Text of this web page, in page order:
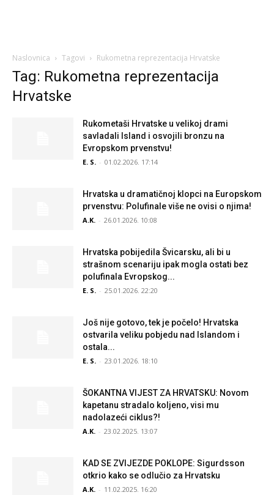
Naslovnica Tagovi Rukometna reprezentacija Hrvatske
Tag: Rukometna reprezentacija
Hrvatske
Rukometaši Hrvatske u velikoj drami
savladali Island i osvojili bronzu na
Evropskom prvenstvu!
E. S. - 01.02.2026. 17:14
Hrvatska u dramatičnoj klopci na Europskom
prvenstvu: Polufinale više ne ovisi o njima!
A.K. - 26.01.2026. 10:08
Hrvatska pobijedila Švicarsku, ali bi u
strašnom scenariju ipak mogla ostati bez
polufinala Evropskog...
E. S. - 25.01.2026. 22:20
Još nije gotovo, tek je počelo! Hrvatska
ostvarila veliku pobjedu nad Islandom i
ostala...
E. S. - 23.01.2026. 18:10
ŠOKANTNA VIJEST ZA HRVATSKU: Novom
kapetanu stradalo koljeno, visi mu
nadolazeći ciklus?!
A.K. - 23.02.2025. 13:07
KAD SE ZVIJEZDE POKLOPE: Sigurdsson
otkrio kako se odlučio za Hrvatsku
A.K. - 11.02.2025. 16:20